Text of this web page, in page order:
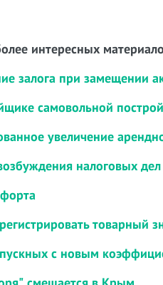
интересных
залога при замещении
самовольной
увеличение
налоговых дел
товарный
с новым